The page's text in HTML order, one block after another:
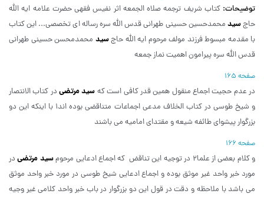
توضیحات:کتاب شریف ترجمه صلاه الجمعه اثر نفیس فقهی حضرت علامه ایه الله
حاجسید محمدحسین حسینی طهرانی قدس الله سره رساله ای تخصصی... این کتاب
با مقدمه مبسوط فرزند مولف مرحوم ایه الله حاجسید محمدمحسن حسینی طهرانی
قدس الله سره پیرامون اهمیت نماز جمعه
صفحه 165
در عدم حجیت اجماع منقول همین قدر کافی است که سید مرتضیدر کتاب الانتصار
و شیخ طوسی در کتاب الخلاف مدعی اجماعات متناقضی بوده اند1 با اینکه این دو
بزرگوار پیشوای طائفه شیعه و مقتدای امامیه می باشند
صفحه 166
و کلام بعضی از علما2 در توجیه این تناقض که اجماع ادعایی مرحوم سید مرتضیدر
مورد خبر واحد غیر موثق بوده و اجماع ادعایی شیخ طوسی در مورد خبر واحد موثق
می باشد با ملاحظه و دقت در قول این دو بزرگوار در باب خبر واحد کلامی غیر وجیه